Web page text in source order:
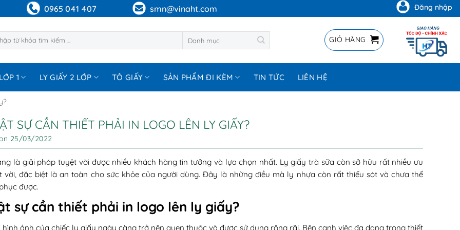
0965 041 407 smn@vinaht.com Đăng nhập
GIỎ HÀNG
1 LY GIẤY 2 LỚP TÔ GIẤY SẢN PHẨM ĐI KÈM TIN TỨC LIÊN HỆ
SỰ CẦN THIẾT PHẢI IN LOGO LÊN LY GIẤY?
25/03/2022
là giải pháp tuyệt vời được nhiều khách hàng tin tưởng và lựa chọn nhất. Ly giấy trà sữa còn sở hữu rất nhiều ưu
vời, đặc biệt là an toàn cho sức khỏe của người dùng. Đây là những điều mà ly nhựa còn rất thiếu sót và chưa thể
được.
sự cần thiết phải in logo lên ly giấy?
hình ảnh của chiếc ly giấy ngày càng trở nên quen thuộc và được sử dụng rộng rãi. Bên cạnh việc đa dạng trong thiết